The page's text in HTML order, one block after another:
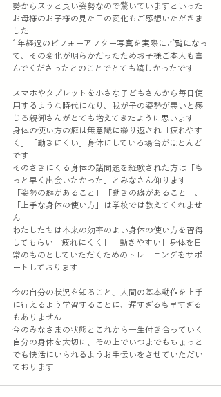
勢からスッと良い姿勢なので驚いていますといった
お母様のお子様の見た目の変化もご感想いただきま
した
1年経過のビフォーアフター写真を実際にご覧になっ
て、その変化が明らかだったためお子様ご本人も喜
んでくださったとのことでとても嬉しかったです
スマホやタブレットを小さな子どもさんから毎日使
用するような時代になり、我が子の姿勢が悪いと感
じる親御さんがとても増えてきたように思います
身体の使い方の癖は無意識に繰り返され「疲れやす
く」「動きにくい」身体にしている場合がほとんど
です
そのさきにくる身体の諸問題を経験された方は「も
っと早く出会いたかった」とみなさん仰ります
「姿勢の癖があること」「動きの癖があること」、
「上手な身体の使い方」は学校では教えてくれませ
ん
わたしたちは本来の効率のよい身体の使い方を習得
してもらい「疲れにくく」「動きやすい」身体を日
常のものとしていただくためのトレーニングをサポ
ートしております
今の自分の状況を知ること、人間の基本動作を上手
に行えるよう学習することに、遅すぎるも早すぎる
もありません
今のみなさまの状態とこれから一生付き合っていく
自分の身体を大切に、その上でいつまでもちょっと
でも快活にいられるようお手伝いをさせていただい
ております